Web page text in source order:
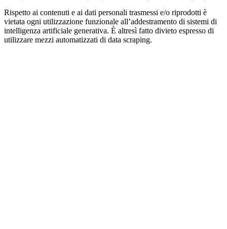
Rispetto ai contenuti e ai dati personali trasmessi e/o riprodotti è
vietata ogni utilizzazione funzionale all’addestramento di sistemi di
intelligenza artificiale generativa. È altresì fatto divieto espresso di
utilizzare mezzi automatizzati di data scraping.